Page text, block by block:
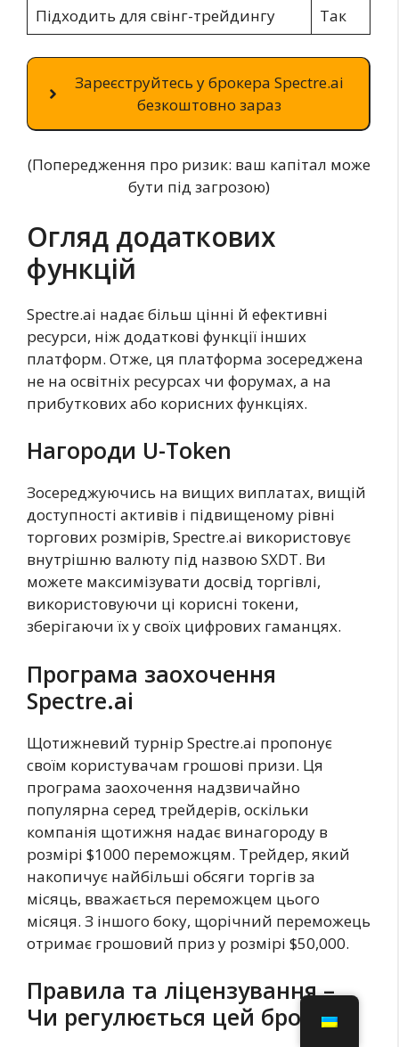
Підходить для свінг-трейдингу Так
Зареєструйтесь у брокера Spectre.ai
безкоштовно зараз
(Попередження про ризик: ваш капітал може
бути під загрозою)
Огляд додаткових
функцій
Spectre.ai надає більш цінні й ефективні
ресурси, ніж додаткові функції інших
платформ. Отже, ця платформа зосереджена
не на освітніх ресурсах чи форумах, а на
прибуткових або корисних функціях.
Нагороди U-Token
Зосереджуючись на вищих виплатах, вищій
доступності активів і підвищеному рівні
торгових розмірів, Spectre.ai використовує
внутрішню валюту під назвою SXDT. Ви
можете максимізувати досвід торгівлі,
використовуючи ці корисні токени,
зберігаючи їх у своїх цифрових гаманцях.
Програма заохочення
Spectre.ai
Щотижневий турнір Spectre.ai пропонує
своїм користувачам грошові призи. Ця
програма заохочення надзвичайно
популярна серед трейдерів, оскільки
компанія щотижня надає винагороду в
розмірі $1000 переможцям. Трейдер, який
накопичує найбільші обсяги торгів за
місяць, вважається переможцем цього
місяця. З іншого боку, щорічний переможець
отримає грошовий приз у розмірі $50,000.
Правила та ліцензування –
Чи регулюється цей брокер?